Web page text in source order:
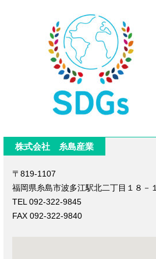
株式会社 糸島産業
〒819-1107
福岡県糸島市波多江駅北二丁目１８－１
TEL 092-322-9845
FAX 092-322-9840